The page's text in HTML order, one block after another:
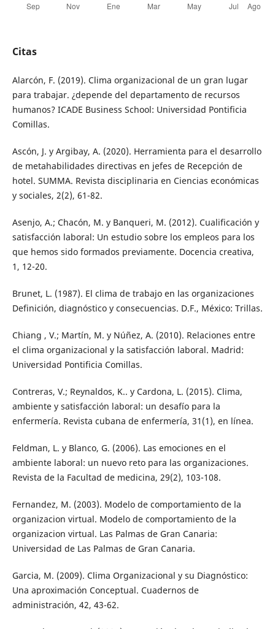
Citas
Alarcón, F. (2019). Clima organizacional de un gran lugar
para trabajar. ¿depende del departamento de recursos
humanos? ICADE Business School: Universidad Pontificia
Comillas.
Ascón, J. y Argibay, A. (2020). Herramienta para el desarrollo
de metahabilidades directivas en jefes de Recepción de
hotel. SUMMA. Revista disciplinaria en Ciencias económicas
y sociales, 2(2), 61-82.
Asenjo, A.; Chacón, M. y Banqueri, M. (2012). Cualificación y
satisfacción laboral: Un estudio sobre los empleos para los
que hemos sido formados previamente. Docencia creativa,
1, 12-20.
Brunet, L. (1987). El clima de trabajo en las organizaciones
Definición, diagnóstico y consecuencias. D.F., México: Trillas.
Chiang , V.; Martín, M. y Núñez, A. (2010). Relaciones entre
el clima organizacional y la satisfacción laboral. Madrid:
Universidad Pontificia Comillas.
Contreras, V.; Reynaldos, K.. y Cardona, L. (2015). Clima,
ambiente y satisfacción laboral: un desafío para la
enfermería. Revista cubana de enfermería, 31(1), en línea.
Feldman, L. y Blanco, G. (2006). Las emociones en el
ambiente laboral: un nuevo reto para las organizaciones.
Revista de la Facultad de medicina, 29(2), 103-108.
Fernandez, M. (2003). Modelo de comportamiento de la
organizacion virtual. Modelo de comportamiento de la
organizacion virtual. Las Palmas de Gran Canaria:
Universidad de Las Palmas de Gran Canaria.
Garcia, M. (2009). Clima Organizacional y su Diagnóstico:
Una aproximación Conceptual. Cuadernos de
administración, 42, 43-62.